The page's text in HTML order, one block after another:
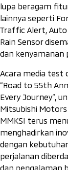
lupa beragam
lainnya seperti
Traffic Alert, Auto
Rain Sensor
dan kenyamanan
Acara media test
“Road to 55th
Every Journey”,
Mitsubishi Motors
MMKSI terus
menghadirkan
dengan
perjalanan
dan pengalaman